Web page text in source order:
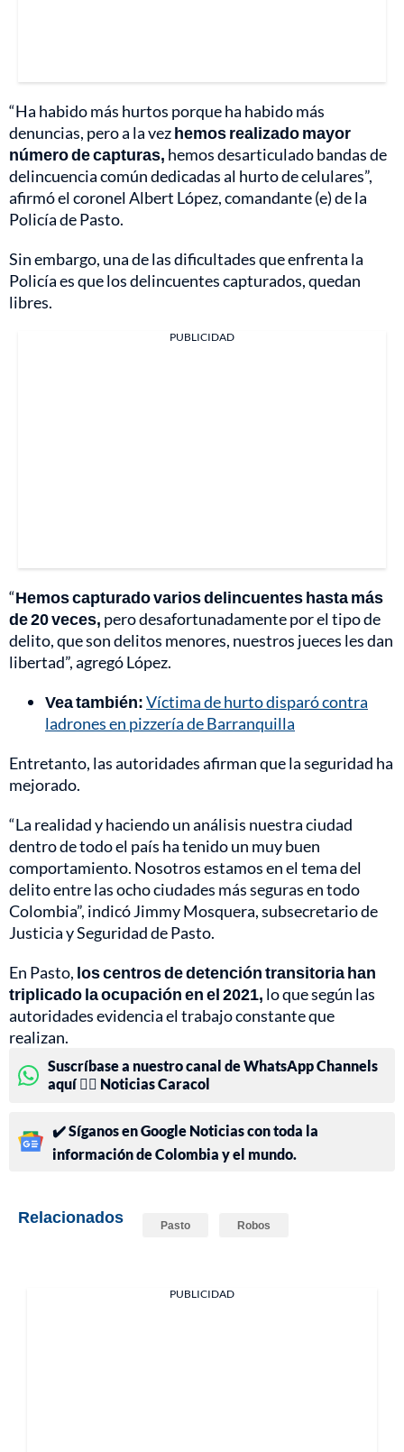
“Ha habido más hurtos porque ha habido más
denuncias, pero a la vezhemos realizado mayor
número de capturas, hemos desarticulado bandas de
delincuencia común dedicadas al hurto de celulares”,
afirmó el coronel Albert López, comandante (e) de la
Policía de Pasto.
Sin embargo, una de las dificultades que enfrenta la
Policía es que los delincuentes capturados, quedan
libres.
PUBLICIDAD
“Hemos capturado varios delincuentes hasta más
de 20 veces, pero desafortunadamente por el tipo de
delito, que son delitos menores, nuestros jueces les dan
libertad”, agregó López.
Vea también:Víctima de hurto disparó contra
ladrones en pizzería de Barranquilla
Entretanto, las autoridades afirman que la seguridad ha
mejorado.
“La realidad y haciendo un análisis nuestra ciudad
dentro de todo el país ha tenido un muy buen
comportamiento. Nosotros estamos en el tema del
delito entre las ocho ciudades más seguras en todo
Colombia”, indicó Jimmy Mosquera, subsecretario de
Justicia y Seguridad de Pasto.
En Pasto, los centros de detención transitoria han
triplicado la ocupación en el 2021, lo que según las
autoridades evidencia el trabajo constante que
realizan.
Suscríbase a nuestro canal de WhatsApp Channels
aquí 👉🏻 Noticias Caracol
✔️ Síganos en Google Noticias con toda la
información de Colombia y el mundo.
Relacionados Pasto Robos
PUBLICIDAD